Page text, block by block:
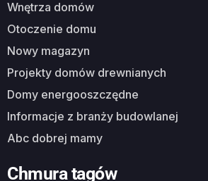
Wnętrza domów
Otoczenie domu
Nowy magazyn
Projekty domów drewnianych
Domy energooszczędne
Informacje z branży budowlanej
Abc dobrej mamy
Chmura tagów